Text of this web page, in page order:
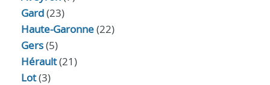
Gard(23)
Haute-Garonne(22)
Gers(5)
Hérault(21)
Lot(3)